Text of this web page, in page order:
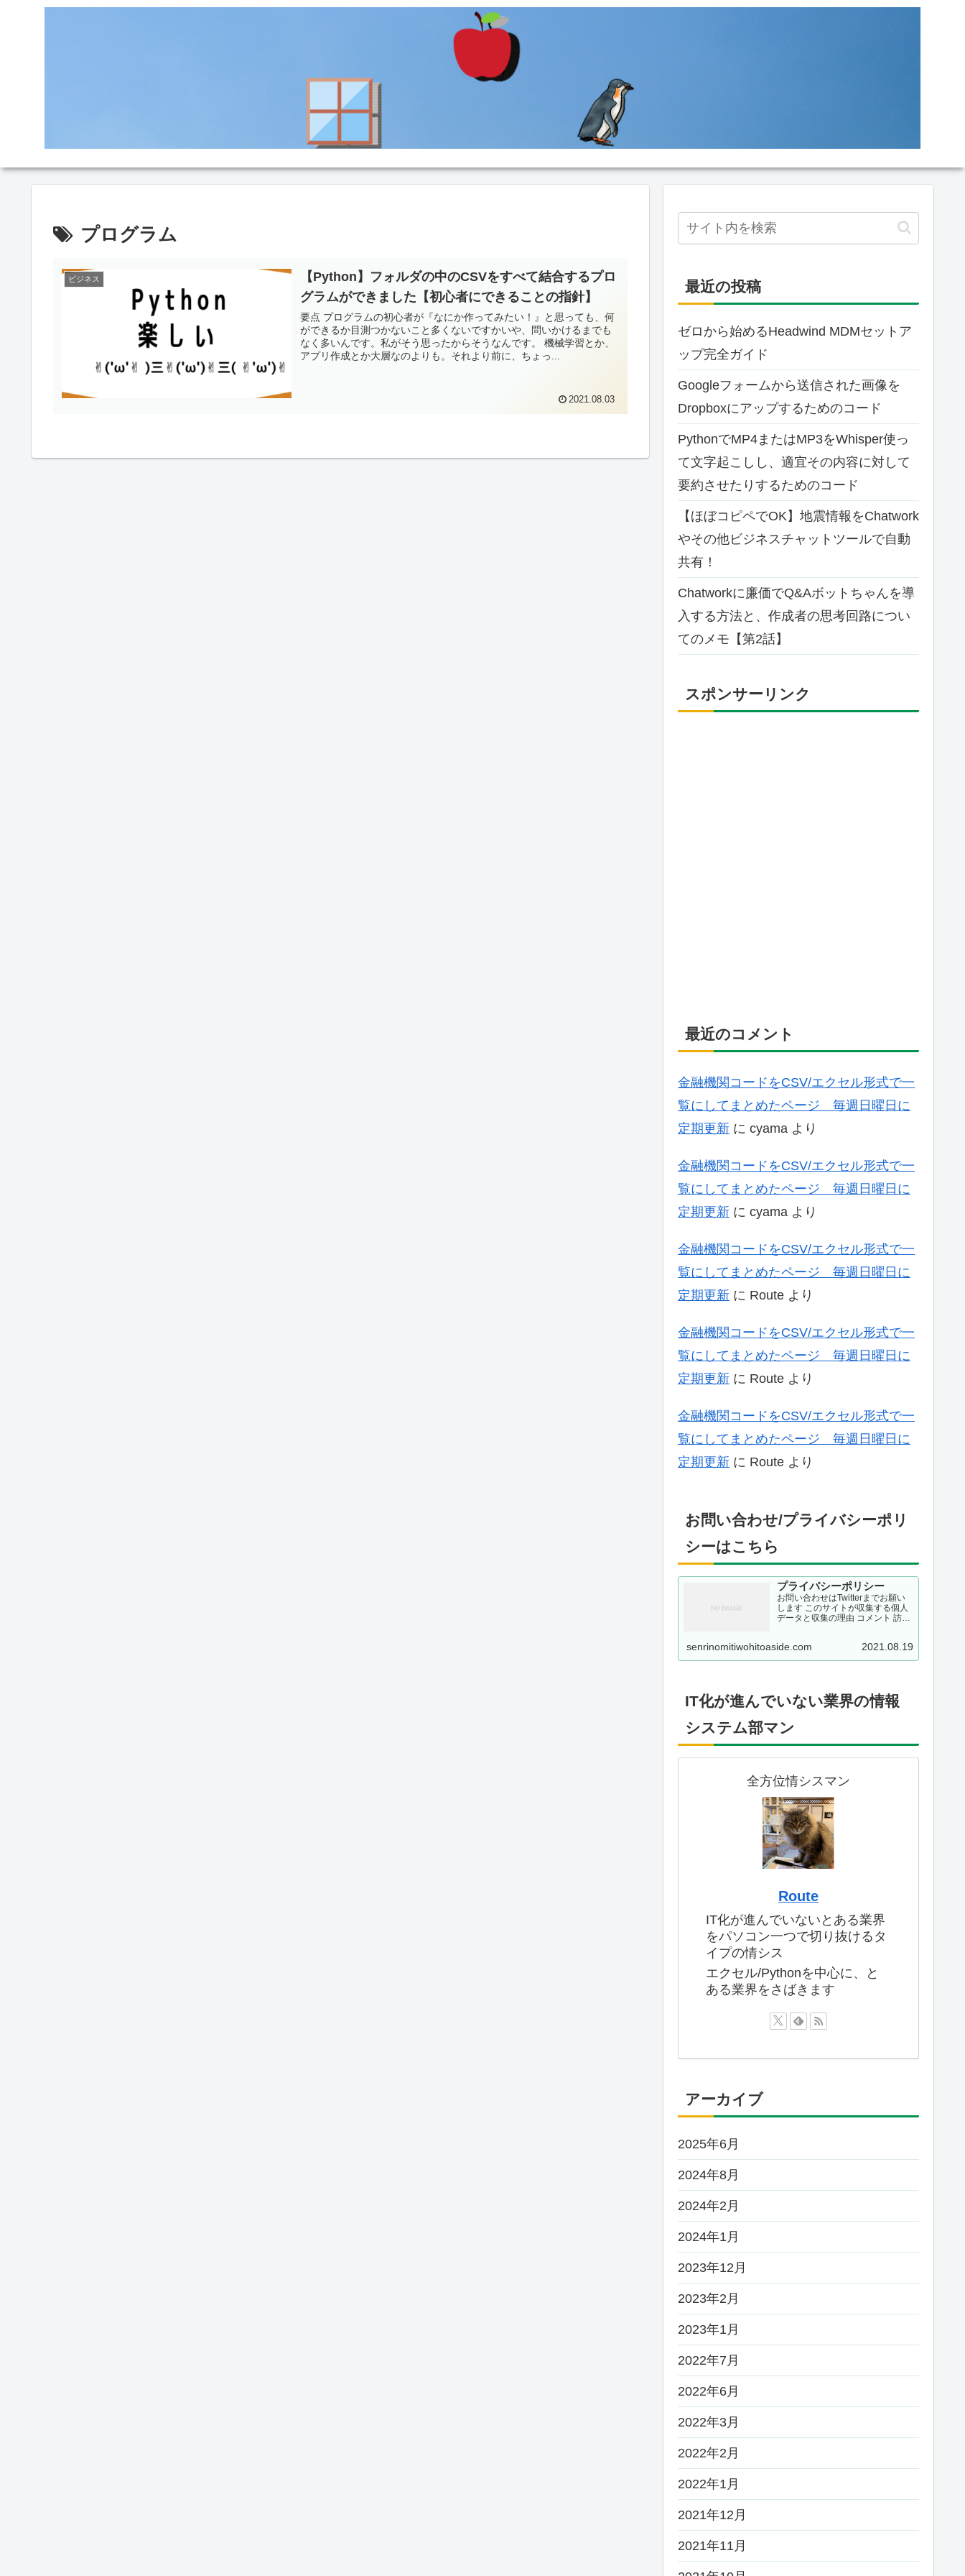
プログラム
ビジネス
【Python】フォルダの中のCSVをすべて結合するプロ
グラムができました【初心者にできることの指針】
要点 プログラムの初心者が『なにか作ってみたい！』と思っても、何
ができるか目測つかないこと多くないですかいや、問いかけるまでも
なく多いんです。私がそう思ったからそうなんです。 機械学習とか、
アプリ作成とか大層なのよりも。それより前に、ちょっ...
2021.08.03
最近の投稿
ゼロから始めるHeadwind MDMセットア
ップ完全ガイド
Googleフォームから送信された画像を
Dropboxにアップするためのコード
PythonでMP4またはMP3をWhisper使っ
て文字起こしし、適宜その内容に対して
要約させたりするためのコード
【ほぼコピペでOK】地震情報をChatwork
やその他ビジネスチャットツールで自動
共有！
Chatworkに廉価でQ&Aボットちゃんを導
入する方法と、作成者の思考回路につい
てのメモ【第2話】
スポンサーリンク
最近のコメント
金融機関コードをCSV/エクセル形式で一
覧にしてまとめたページ 毎週日曜日に
定期更新 に cyama より
金融機関コードをCSV/エクセル形式で一
覧にしてまとめたページ 毎週日曜日に
定期更新 に cyama より
金融機関コードをCSV/エクセル形式で一
覧にしてまとめたページ 毎週日曜日に
定期更新 に Route より
金融機関コードをCSV/エクセル形式で一
覧にしてまとめたページ 毎週日曜日に
定期更新 に Route より
金融機関コードをCSV/エクセル形式で一
覧にしてまとめたページ 毎週日曜日に
定期更新 に Route より
お問い合わせ/プライバシーポリ
シーはこちら
プライバシーポリシー
お問い合わせはTwitterまでお願い
します このサイトが収集する個人
データと収集の理由 コメント 訪問
ているデータ、そしてスパム検出
に役立てるための IP アドレスとブ
senrinomitiwohitoaside.com 2021.08.19
IT化が進んでいない業界の情報
システム部マン
全方位情シスマン
Route
IT化が進んでいないとある業界
をパソコン一つで切り抜けるタ
イプの情シス
エクセル/Pythonを中心に、と
ある業界をさばきます
アーカイブ
2025年6月
2024年8月
2024年2月
2024年1月
2023年12月
2023年2月
2023年1月
2022年7月
2022年6月
2022年3月
2022年2月
2022年1月
2021年12月
2021年11月